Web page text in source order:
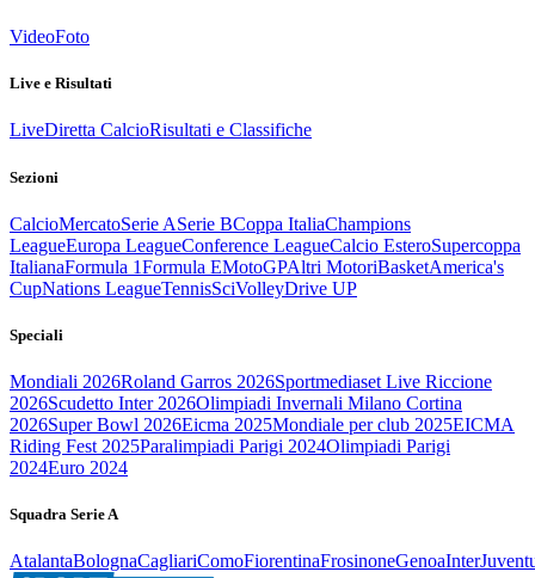
VideoFoto
Live e Risultati
LiveDiretta CalcioRisultati e Classifiche
Sezioni
CalcioMercatoSerie ASerie BCoppa ItaliaChampions
LeagueEuropa LeagueConference LeagueCalcio EsteroSupercoppa
ItalianaFormula 1Formula EMotoGPAltri MotoriBasketAmerica's
CupNations LeagueTennisSciVolleyDrive UP
Speciali
Mondiali 2026Roland Garros 2026Sportmediaset Live Riccione
2026Scudetto Inter 2026Olimpiadi Invernali Milano Cortina
2026Super Bowl 2026Eicma 2025Mondiale per club 2025EICMA
Riding Fest 2025Paralimpiadi Parigi 2024Olimpiadi Parigi
2024Euro 2024
Squadra Serie A
AtalantaBolognaCagliariComoFiorentinaFrosinoneGenoaInter